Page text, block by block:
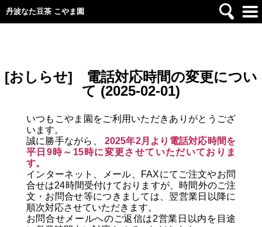
丹波なた豆茶 こやま園
[おしらせ] 電話対応時間の変更につい
て (2025-02-01)
いつもこやま園をご利用いただきありがとうござ
います。
誠に勝手ながら、2025年2月より電話対応時間を
平日9時～15時に変更させていただいておりま
す。
インターネット、メール、FAXにてご注文やお問
合せは24時間受付けておりますが、時間外のご注
文・お問合せ等につきましては、翌営業日以降に
順次対応させていただきます。
お問合せメールへのご返信は2営業日以内を目途